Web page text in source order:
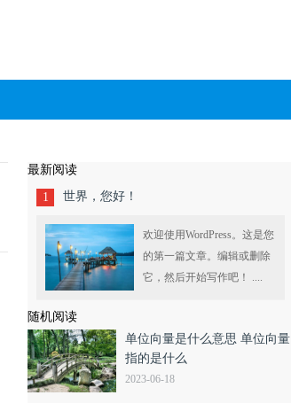
最新阅读
1 世界，您好！
欢迎使用WordPress。这是您
的第一篇文章。编辑或删除
它，然后开始写作吧！ ....
随机阅读
单位向量是什么意思 单位向量
指的是什么
2023-06-18